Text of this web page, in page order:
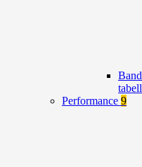
Performance 9